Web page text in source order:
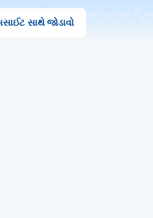
સાથે જોડાવો